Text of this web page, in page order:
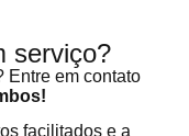
serviço?
Entre em contato
facilitados e a